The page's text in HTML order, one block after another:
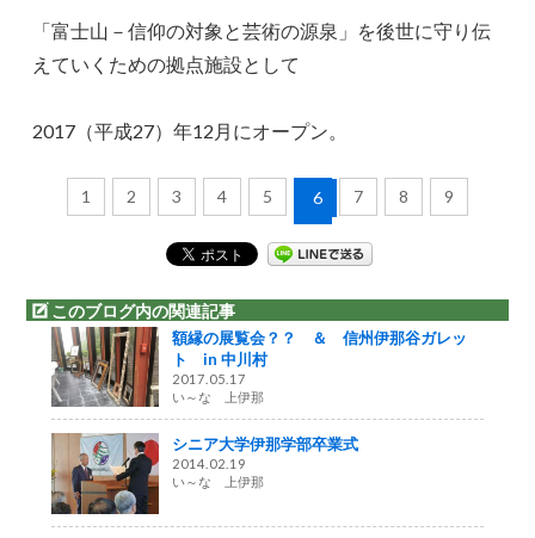
「富士山－信仰の対象と芸術の源泉」を後世に守り伝
えていくための拠点施設として
2017（平成27）年12月にオープン。
1 2 3 4 5 6 7 8 9
このブログ内の関連記事
額縁の展覧会？？ ＆ 信州伊那谷ガレッ
ト in 中川村
2017.05.17
い～な 上伊那
シニア大学伊那学部卒業式
2014.02.19
い～な 上伊那